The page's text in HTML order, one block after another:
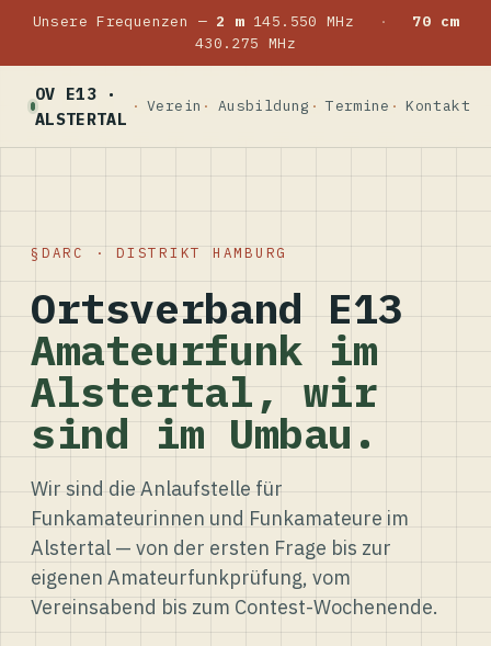
Unsere Frequenzen — 2 m145.550 MHz ·
70 cm
430.275 MHz
OV E13 ·
ALSTERTAL
Verein Ausbildung Termine Kontakt
DARC · DISTRIKT HAMBURG
Ortsverband E13
Amateurfunk im
Alstertal, wir
sind im Umbau.
Wir sind die Anlaufstelle für
Funkamateurinnen und Funkamateure im
Alstertal — von der ersten Frage bis zur
eigenen Amateurfunkprüfung, vom
Vereinsabend bis zum Contest-Wochenende.